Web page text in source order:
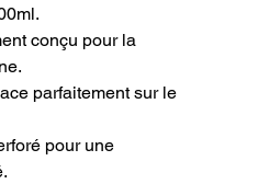
conçu pour la
parfaitement sur le
pour une